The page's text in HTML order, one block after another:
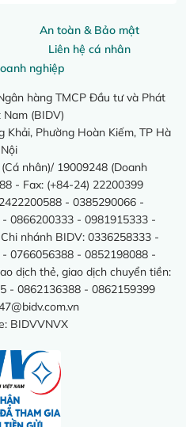
An toàn & Bảo mật
Liên hệ cá nhân
nghiệp
hàng TMCP Đầu tư và Phát
(BIDV)
Khải, Phường Hoàn Kiếm, TP Hà
Nội
nhân)/ 19009248 (Doanh
- Fax: (+84-24) 22200399
- 0385290066 -
0866200333 - 0981915333 -
nhánh BIDV: 0336258333 -
0766056388 - 0852198088 -
dịch thẻ, giao dịch chuyển tiền:
- 0862136388 - 0862159399
BIDVVNVX